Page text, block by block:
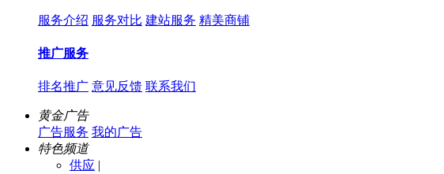
服务介绍 服务对比 建站服务 精美商铺
推广服务
排名推广 意见反馈 联系我们
黄金广告
广告服务 我的广告
特色频道
供应 |